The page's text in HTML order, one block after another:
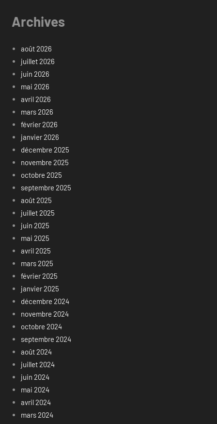
Archives
août 2026
juillet 2026
juin 2026
mai 2026
avril 2026
mars 2026
février 2026
janvier 2026
décembre 2025
novembre 2025
octobre 2025
septembre 2025
août 2025
juillet 2025
juin 2025
mai 2025
avril 2025
mars 2025
février 2025
janvier 2025
décembre 2024
novembre 2024
octobre 2024
septembre 2024
août 2024
juillet 2024
juin 2024
mai 2024
avril 2024
mars 2024